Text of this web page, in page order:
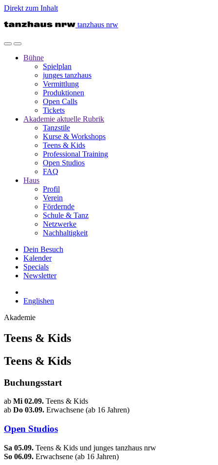
Direkt zum Inhalt
tanzhaus nrw
Bühne
Spielplan
junges tanzhaus
Vermittlung
Produktionen
Open Calls
Tickets
Akademie aktuelle Rubrik
Tanzstile
Kurse & Workshops
Teens & Kids
Professional Training
Open Studios
FAQ
Haus
Profil
Verein
Fördernde
Schule & Tanz
Netzwerke
Nachhaltigkeit
Dein Besuch
Kalender
Specials
Newsletter
Englishen
Akademie
Teens & Kids
Teens & Kids
Buchungsstart
ab Mi 02.09. Teens & Kids
ab Do 03.09. Erwachsene (ab 16 Jahren)
Open Studios
Sa 05.09. Teens & Kids und junges tanzhaus nrw
So 06.09. Erwachsene (ab 16 Jahren)